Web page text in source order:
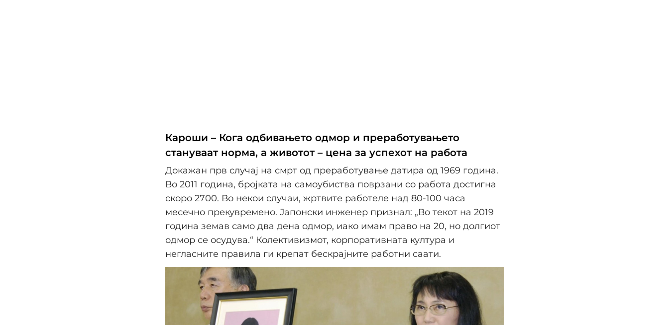
Кароши – Кога одбивањето одмор и преработувањето
стануваат норма, а животот – цена за успехот на работа
Докажан прв случај на смрт од преработување датира од 1969 година.
Во 2011 година, бројката на самоубиства поврзани со работа достигна
скоро 2700. Во некои случаи, жртвите работеле над 80-100 часа
месечно прекувремено. Јапонски инженер признал: „Во текот на 2019
година земав само два дена одмор, иако имам право на 20, но долгиот
одмор се осудува.“ Колективизмот, корпоративната култура и
негласните правила ги крепат бескрајните работни саати.